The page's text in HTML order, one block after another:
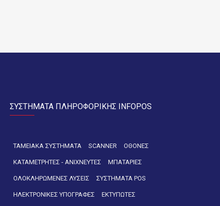
ΣΥΣΤΗΜΑΤΑ ΠΛΗΡΟΦΟΡΙΚΗΣ INFOPOS
ΤΑΜΕΙΑΚΑ ΣΥΣΤΗΜΑΤΑ SCANNER ΟΘΟΝΕΣ
ΚΑΤΑΜΕΤΡΗΤΕΣ - ΑΝΙΧΝΕΥΤΕΣ ΜΠΑΤΑΡΙΕΣ
ΟΛΟΚΛΗΡΩΜΕΝΕΣ ΛΥΣΕΙΣ ΣΥΣΤΗΜΑΤΑ POS
ΗΛΕΚΤΡΟΝΙΚΕΣ ΥΠΟΓΡΑΦΕΣ ΕΚΤΥΠΩΤΕΣ